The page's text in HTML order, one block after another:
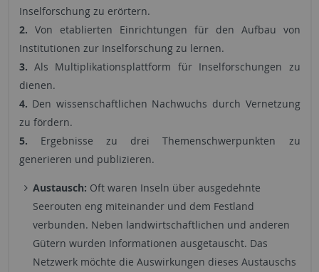
Inselforschung zu erörtern.
2. Von etablierten Einrichtungen für den Aufbau von
Institutionen zur Inselforschung zu lernen.
3. Als Multiplikationsplattform für Inselforschungen zu
dienen.
4. Den wissenschaftlichen Nachwuchs durch Vernetzung
zu fördern.
5. Ergebnisse zu drei Themenschwerpunkten zu
generieren und publizieren.
Austausch: Oft waren Inseln über ausgedehnte
Seerouten eng miteinander und dem Festland
verbunden. Neben landwirtschaftlichen und anderen
Gütern wurden Informationen ausgetauscht. Das
Netzwerk möchte die Auswirkungen dieses Austauschs